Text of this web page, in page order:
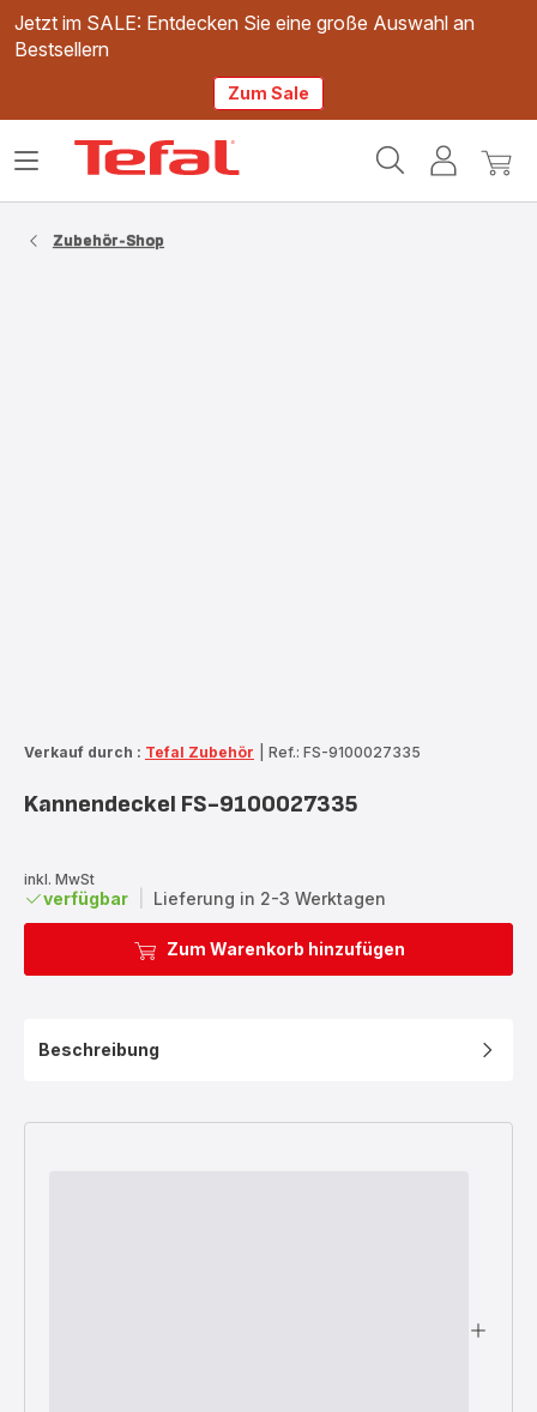
Jetzt im SALE: Entdecken Sie eine große Auswahl an
Bestsellern
Zum Sale
Mein
Mein
Das
Zubehör-Shop
Verkauf durch : Tefal Zubehör Ref.: FS-9100027335
Kannendeckel FS-9100027335
inkl. MwSt
verfügbar Lieferung in 2-3 Werktagen
Zum Warenkorb hinzufügen
Beschreibung